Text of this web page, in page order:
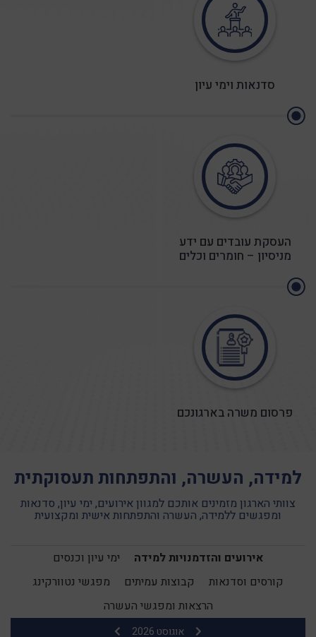
סדנאות וימי עיון
העסקת עובדים עם ידע
מניסיון – חומרים וכלים
פרסום משרה בארגונכם
למידה, העשרה, והתפתחות תעסוקתית
צוותי הארגון מזמינים אותכם למגוון אירועים, ימי עיון, סדנאות
ומפגשים ללמידה, העשרה והתפתחות אישית ומקצועית
אירועים והזדמנויות למידה
ימי עיון וכנסים
קורסים וסדנאות
קבוצות עמיתים
מפגשי נטוורקינג
הרצאות ומפגשי העשרה
אוגוסט 2026
לפרטים נוספים
נטוורקינג ראשון לציון 22/12/26
תאריך : 22/12/2026
לפרטים נוספים